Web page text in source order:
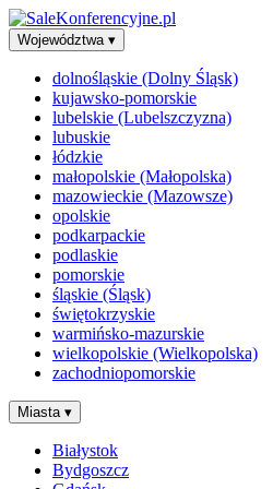
Województwa ▾
dolnośląskie (Dolny Śląsk)
kujawsko-pomorskie
lubelskie (Lubelszczyzna)
lubuskie
łódzkie
małopolskie (Małopolska)
mazowieckie (Mazowsze)
opolskie
podkarpackie
podlaskie
pomorskie
śląskie (Śląsk)
świętokrzyskie
warmińsko-mazurskie
wielkopolskie (Wielkopolska)
zachodniopomorskie
Miasta ▾
Białystok
Bydgoszcz